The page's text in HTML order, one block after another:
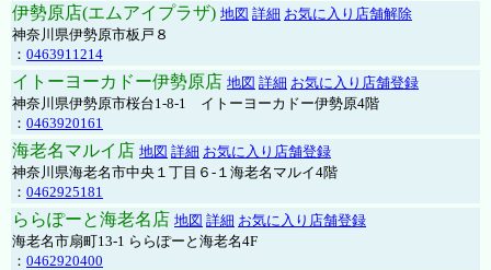
伊勢原店(エムアイプラザ) 地図 詳細 お気に入り店舗解除
神奈川県伊勢原市板戸８
： 0463911214
イトーヨーカドー伊勢原店 地図 詳細 お気に入り店舗登録
神奈川県伊勢原市桜台1-8-1 イトーヨーカドー伊勢原4階
： 0463920161
海老名マルイ店 地図 詳細 お気に入り店舗登録
神奈川県海老名市中央１丁目６-１海老名マルイ4階
： 0462925181
ららぽーと海老名店 地図 詳細 お気に入り店舗登録
海老名市扇町13-1 ららぽーと海老名4F
： 0462920400